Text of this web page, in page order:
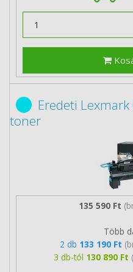
Eredeti Lexmark
toner
135 590 Ft
Több
2 db 133 190 Ft
3 db-tól 130 890 Ft